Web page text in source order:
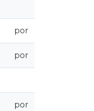
por
por
por